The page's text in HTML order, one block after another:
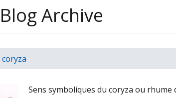
Blog Archive
coryza
Sens symboliques du coryza ou rhume